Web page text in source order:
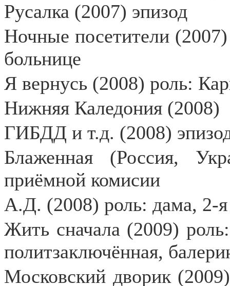
Русалка (2007) эпизод
Ночные посетители
больнице
Я вернусь (2008) роль:
Нижняя Каледония (2008)
ГИБДД и т.д. (2008)
Блаженная (Россия,
приёмной комисии
А.Д. (2008) роль: дама, 2-
Жить сначала (2009)
политзаключённая,
Московский дворик